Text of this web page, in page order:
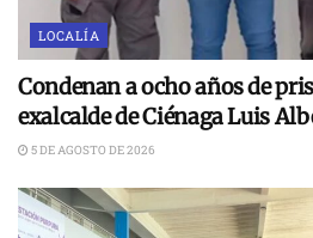
LOCALÍA
Condenan a ocho años de
exalcalde de Ciénaga Luis
5 DE AGOSTO DE 2026